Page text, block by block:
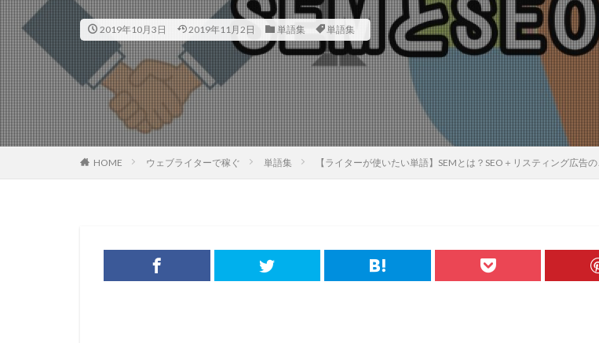
2019年10月3日 2019年11月2日 単語集 単語集
HOME ウェブライターで稼ぐ 単語集 【ライターが使いたい単語】SEMとは？SEO＋リスティング広告
中級者
初心者 副業 単語集 商材 売上向上
男性向けアフィリエイト
稼ぐステップ 節約 起業 転職
検索